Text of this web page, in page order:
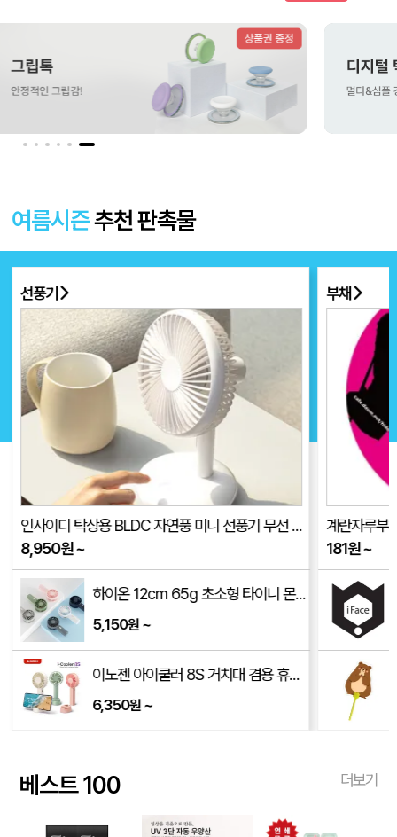
여름시즌추천 판촉물
선풍기
인사이디 탁상용 BLDC 자연풍 미니 선풍기 무선 저소음 스탠드 선풍기 ISF-100
8,950원~
하이온 12cm 65g 초소형 타이니 몬스터 휴대용 선풍기 H14
5,150원~
이노젠 아이쿨러 8S 거치대 겸용 휴대용 선풍기 INOZEN i-cooler 8S
6,350원~
부채
계란자루
181원~
베스트 100 더보기